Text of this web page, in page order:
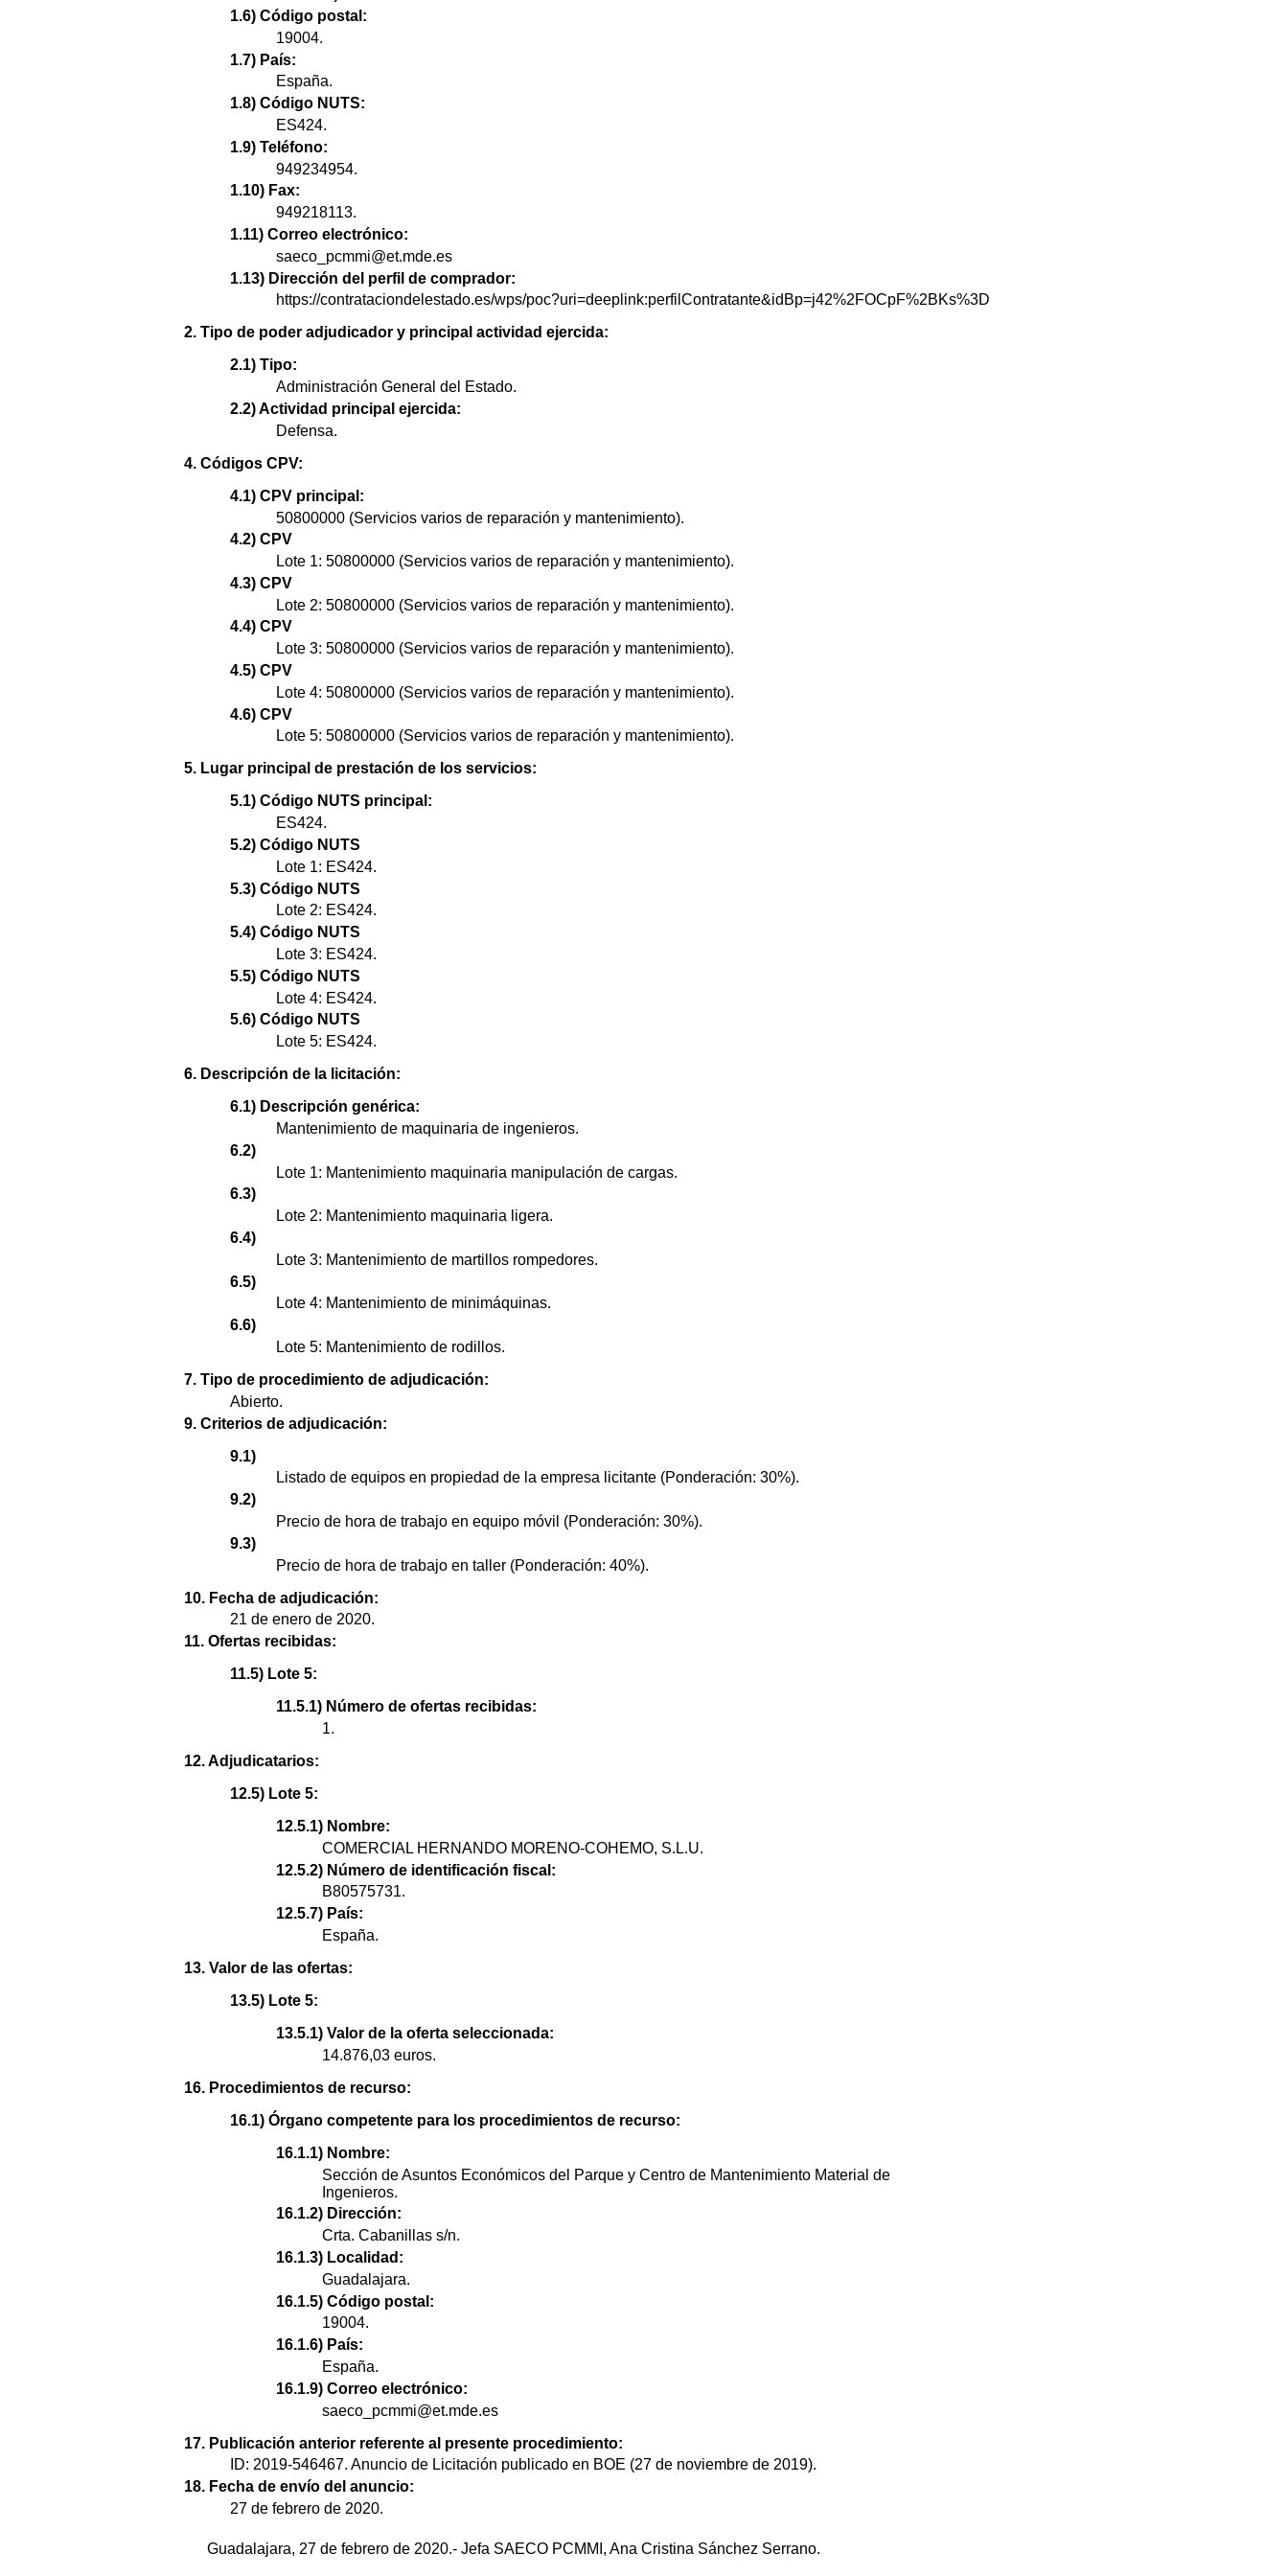
1.6) Código postal:
19004.
1.7) País:
España.
1.8) Código NUTS:
ES424.
1.9) Teléfono:
949234954.
1.10) Fax:
949218113.
1.11) Correo electrónico:
saeco_pcmmi@et.mde.es
1.13) Dirección del perfil de comprador:
https://contrataciondelestado.es/wps/poc?uri=deeplink:perfilContratante&idBp=j42%2FOCpF%2BKs%3D
2. Tipo de poder adjudicador y principal actividad ejercida:
2.1) Tipo:
Administración General del Estado.
2.2) Actividad principal ejercida:
Defensa.
4. Códigos CPV:
4.1) CPV principal:
50800000 (Servicios varios de reparación y mantenimiento).
4.2) CPV
Lote 1: 50800000 (Servicios varios de reparación y mantenimiento).
4.3) CPV
Lote 2: 50800000 (Servicios varios de reparación y mantenimiento).
4.4) CPV
Lote 3: 50800000 (Servicios varios de reparación y mantenimiento).
4.5) CPV
Lote 4: 50800000 (Servicios varios de reparación y mantenimiento).
4.6) CPV
Lote 5: 50800000 (Servicios varios de reparación y mantenimiento).
5. Lugar principal de prestación de los servicios:
5.1) Código NUTS principal:
ES424.
5.2) Código NUTS
Lote 1: ES424.
5.3) Código NUTS
Lote 2: ES424.
5.4) Código NUTS
Lote 3: ES424.
5.5) Código NUTS
Lote 4: ES424.
5.6) Código NUTS
Lote 5: ES424.
6. Descripción de la licitación:
6.1) Descripción genérica:
Mantenimiento de maquinaria de ingenieros.
6.2)
Lote 1: Mantenimiento maquinaria manipulación de cargas.
6.3)
Lote 2: Mantenimiento maquinaria ligera.
6.4)
Lote 3: Mantenimiento de martillos rompedores.
6.5)
Lote 4: Mantenimiento de minimáquinas.
6.6)
Lote 5: Mantenimiento de rodillos.
7. Tipo de procedimiento de adjudicación:
Abierto.
9. Criterios de adjudicación:
9.1)
Listado de equipos en propiedad de la empresa licitante (Ponderación: 30%).
9.2)
Precio de hora de trabajo en equipo móvil (Ponderación: 30%).
9.3)
Precio de hora de trabajo en taller (Ponderación: 40%).
10. Fecha de adjudicación:
21 de enero de 2020.
11. Ofertas recibidas:
11.5) Lote 5:
11.5.1) Número de ofertas recibidas:
1.
12. Adjudicatarios:
12.5) Lote 5:
12.5.1) Nombre:
COMERCIAL HERNANDO MORENO-COHEMO, S.L.U.
12.5.2) Número de identificación fiscal:
B80575731.
12.5.7) País:
España.
13. Valor de las ofertas:
13.5) Lote 5:
13.5.1) Valor de la oferta seleccionada:
14.876,03 euros.
16. Procedimientos de recurso:
16.1) Órgano competente para los procedimientos de recurso:
16.1.1) Nombre:
Sección de Asuntos Económicos del Parque y Centro de Mantenimiento Material de
Ingenieros.
16.1.2) Dirección:
Crta. Cabanillas s/n.
16.1.3) Localidad:
Guadalajara.
16.1.5) Código postal:
19004.
16.1.6) País:
España.
16.1.9) Correo electrónico:
saeco_pcmmi@et.mde.es
17. Publicación anterior referente al presente procedimiento:
ID: 2019-546467. Anuncio de Licitación publicado en BOE (27 de noviembre de 2019).
18. Fecha de envío del anuncio:
27 de febrero de 2020.
Guadalajara, 27 de febrero de 2020.- Jefa SAECO PCMMI, Ana Cristina Sánchez Serrano.